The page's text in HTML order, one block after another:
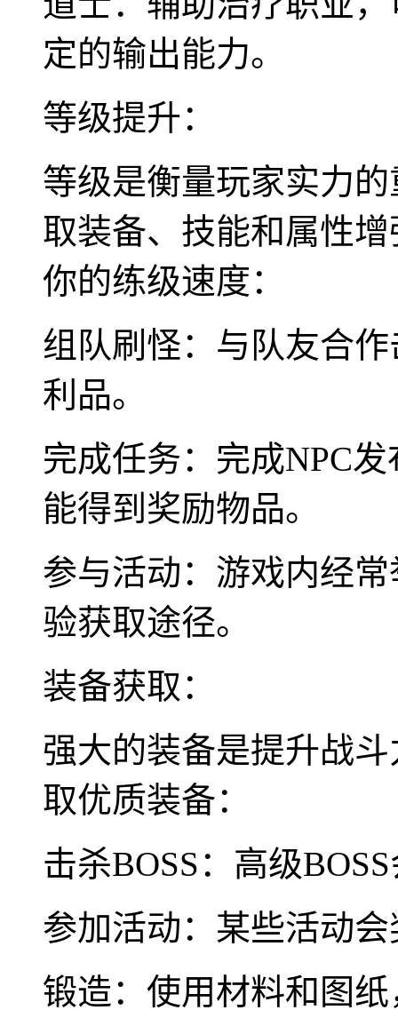
定的输出能力。
等级提升：
等级是衡量玩家实力
取装备、技能和属性
你的练级速度：
组队刷怪：与队友合
利品。
完成任务：完成NPC
能得到奖励物品。
参与活动：游戏内经
验获取途径。
装备获取：
强大的装备是提升战
取优质装备：
击杀BOSS：高级
参加活动：某些活动
锻造：使用材料和图